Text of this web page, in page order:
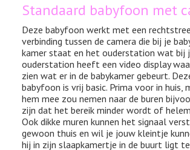
Standaard babyfoon met
Deze babyfoon werkt met een
verbinding tussen de camera die bij je
kamer staat en het ouderstation wat bij
ouderstation heeft een video display
zien wat er in de babykamer gebeurt.
babyfoon is vrij basic. Prima voor in huis,
hem mee zou nemen naar de buren
zijn dat het bereik minder wordt of
Ook dikke muren kunnen het signaal
gewoon thuis en wil je jouw kleintje
hij in zijn slaapkamertje in de buurt ligt